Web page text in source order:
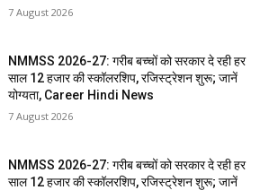
7 August 2026
NMMSS 2026-27: गरीब बच्चों को सरकार दे रही हर
साल 12 हजार की स्कॉलरशिप, रजिस्ट्रेशन शुरू; जानें
योग्यता, Career Hindi News
7 August 2026
NMMSS 2026-27: गरीब बच्चों को सरकार दे रही हर
साल 12 हजार की स्कॉलरशिप, रजिस्ट्रेशन शुरू; जानें